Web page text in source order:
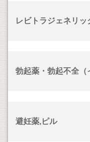
レビトラジェネリッ
勃起薬・勃起不全（
避妊薬,ピル